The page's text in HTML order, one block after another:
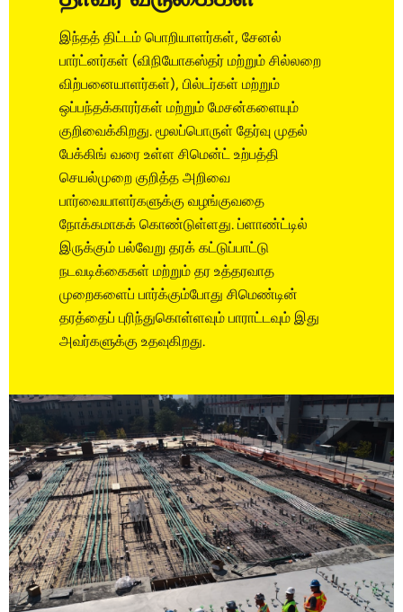
இந்தத் திட்டம் பொறியாளர்கள், சேனல்
பார்ட்னர்கள் (விநியோகஸ்தர் மற்றும் சில்லறை
விற்பனையாளர்கள்), பில்டர்கள் மற்றும்
ஒப்பந்தக்காரர்கள் மற்றும் மேசன்களையும்
குறிவைக்கிறது. மூலப்பொருள் தேர்வு முதல்
பேக்கிங் வரை உள்ள சிமென்ட் உற்பத்தி
செயல்முறை குறித்த அறிவை
பார்வையாளர்களுக்கு வழங்குவதை
நோக்கமாகக் கொண்டுள்ளது. ப்ளாண்ட்டில்
இருக்கும் பல்வேறு தரக் கட்டுப்பாட்டு
நடவடிக்கைகள் மற்றும் தர உத்தரவாத
முறைகளைப் பார்க்கும்போது சிமெண்டின்
தரத்தைப் புரிந்துகொள்ளவும் பாராட்டவும் இது
அவர்களுக்கு உதவுகிறது.